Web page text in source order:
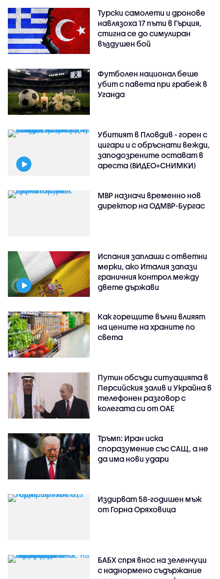
Турски самолети и дронове
навлязоха 17 пъти в Гърция,
стигна се до симулиран
въздушен бой
Футболен национал беше
убит с павета при грабеж в
Уганда
Убитият в Пловдив - горен с
цигари и с обръснати вежди,
заподозрените остават в
ареста (ВИДЕО+СНИМКИ)
МВР назначи временно нов
директор на ОДМВР-Бургас
Испания заплаши с ответни
мерки, ако Италия запази
граничния контрол между
двете държави
Как горещите вълни влияят
на цените на храните по
света
Путин обсъди ситуацията в
Персийския залив и Украйна в
телефонен разговор с
колегата си от ОАЕ
Тръмп: Иран иска
споразумение със САЩ, а не
да има нови удари
Издирват 58-годишен мъж
от Горна Оряховица
БАБХ спря внос на зеленчуци
с наднормено съдържание